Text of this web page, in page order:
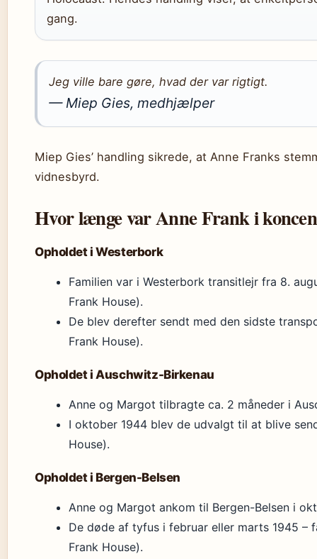
gang.
Jeg ville bare gøre, hvad der var rigtigt.
— Miep Gies, medhjælper
Miep Gies’ handling sikrede, at Anne Franks
vidnesbyrd.
Hvor længe var Anne Frank i
Opholdet i Westerbork
Familien var i Westerbork transitlejr fra 8.
Frank House).
De blev derefter sendt med den sidste
Frank House).
Opholdet i Auschwitz-Birkenau
Anne og Margot tilbragte ca. 2 måneder i
I oktober 1944 blev de udvalgt til at blive
House).
Opholdet i Bergen-Belsen
Anne og Margot ankom til Bergen-Belsen i
De døde af tyfus i februar eller marts 1945 –
Frank House).